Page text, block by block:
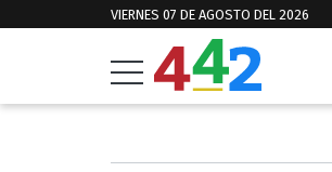
VIERNES 07 DE AGOSTO DEL 2026